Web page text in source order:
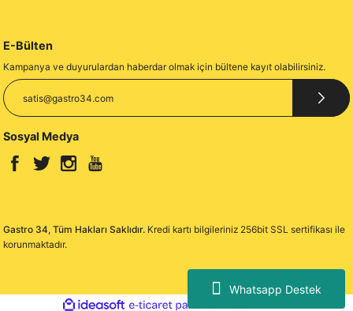
Whatsapp Destek
E-Bülten
Kampanya ve duyurulardan haberdar olmak için bültene kayıt olabilirsiniz.
Sosyal Medya
Gastro 34, Tüm Hakları Saklıdır. Kredi kartı bilgileriniz 256bit SSL sertifikası ile
korunmaktadır.
ideasoft